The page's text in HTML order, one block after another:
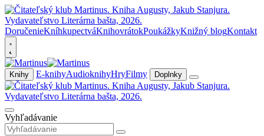
DoručenieKníhkupectváKnihovrátokPoukážkyKnižný blogKontakt
Knihy E-knihyAudioknihyHryFilmy Doplnky
Vyhľadávanie